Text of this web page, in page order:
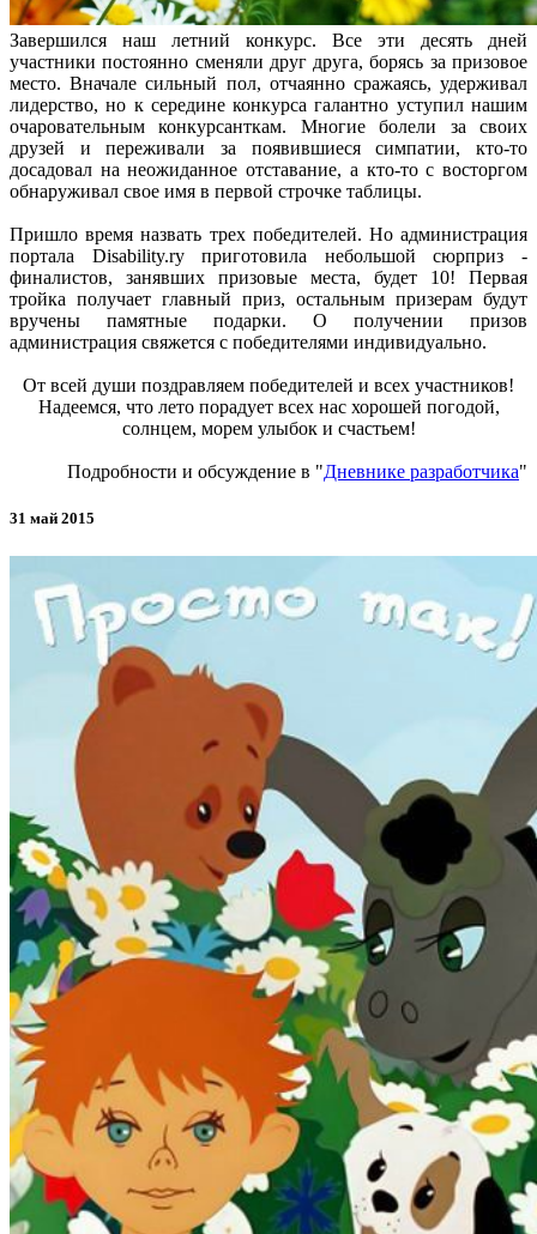
Завершился наш летний конкурс. Все эти десять дней
участники постоянно сменяли друг друга, борясь за призовое
место. Вначале сильный пол, отчаянно сражаясь, удерживал
лидерство, но к середине конкурса галантно уступил нашим
очаровательным конкурсанткам. Многие болели за своих
друзей и переживали за появившиеся симпатии, кто-то
досадовал на неожиданное отставание, а кто-то с восторгом
обнаруживал свое имя в первой строчке таблицы.
Пришло время назвать трех победителей. Но администрация
портала Disability.ry приготовила небольшой сюрприз -
финалистов, занявших призовые места, будет 10! Первая
тройка получает главный приз, остальным призерам будут
вручены памятные подарки. О получении призов
администрация свяжется с победителями индивидуально.
От всей души поздравляем победителей и всех участников!
Надеемся, что лето порадует всех нас хорошей погодой,
солнцем, морем улыбок и счастьем!
Подробности и обсуждение в "Дневнике разработчика"
31 май 2015